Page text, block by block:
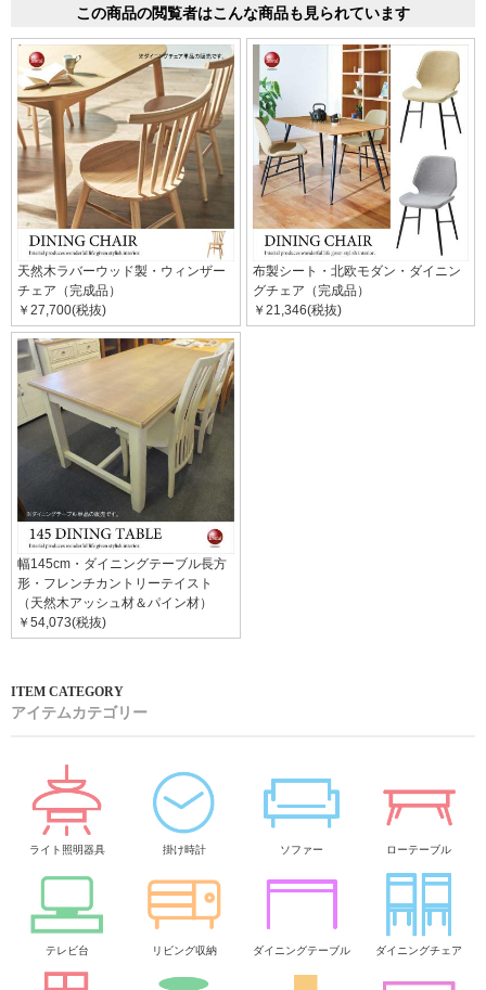
この商品の閲覧者はこんな商品も見られています
天然木ラバーウッド製・ウィンザー
チェア（完成品）
￥27,700(税抜)
布製シート・北欧モダン・ダイニン
グチェア（完成品）
￥21,346(税抜)
幅145cm・ダイニングテーブル長方
形・フレンチカントリーテイスト
（天然木アッシュ材＆パイン材）
￥54,073(税抜)
アイテムカテゴリー
ライト照明器具 掛け時計 ソファー ローテーブル
テレビ台 リビング収納 ダイニングテーブル ダイニングチェア